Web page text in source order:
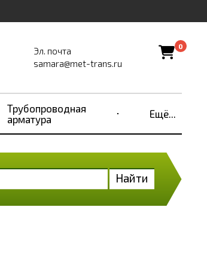
Эл. почта
samara@met-trans.ru
0
Трубопроводная
арматура
Ещё...
Найти